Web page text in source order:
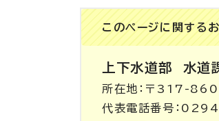
このページに関する
上下水道部 水道
所在地：〒317-
代表電話番号：